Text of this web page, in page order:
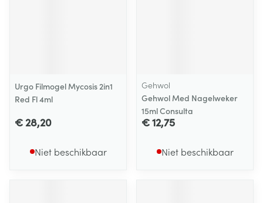
Urgo Filmogel Mycosis 2in1
Red Fl 4ml
€ 28,20
Niet beschikbaar
Gehwol
Gehwol Med Nagelweker
15ml Consulta
€ 12,75
Niet beschikbaar